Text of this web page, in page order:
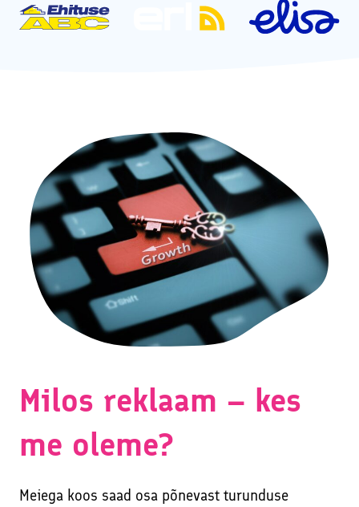
Milos reklaam – kes
me oleme?
Meiega koos saad osa põnevast turunduse